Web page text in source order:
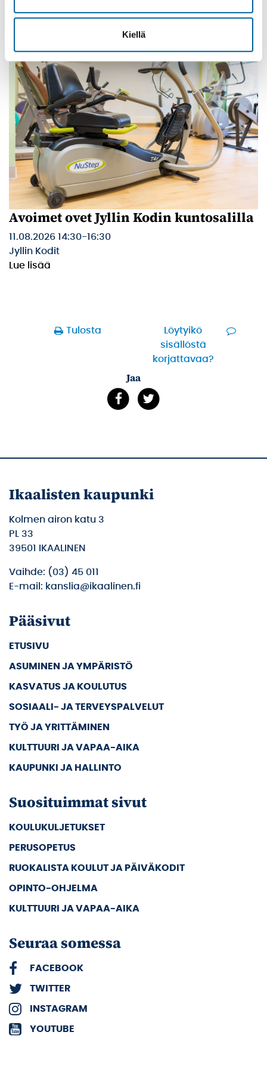
Kiellä
Lue lisää
Avoimet ovet Jyllin Kodin kuntosalilla
11.08.2026 14:30-16:30
Jyllin Kodit
Lue lisää
Tulosta
Löytyikö
sisällöstä
korjattavaa?
Jaa
Ikaalisten kaupunki
Kolmen airon katu 3
PL 33
39501 IKAALINEN
Vaihde: (03) 45 011
E-mail: kanslia@ikaalinen.fi
Pääsivut
ETUSIVU
ASUMINEN JA YMPÄRISTÖ
KASVATUS JA KOULUTUS
SOSIAALI- JA TERVEYSPALVELUT
TYÖ JA YRITTÄMINEN
KULTTUURI JA VAPAA-AIKA
KAUPUNKI JA HALLINTO
Suosituimmat sivut
KOULUKULJETUKSET
PERUSOPETUS
RUOKALISTA KOULUT JA PÄIVÄKODIT
OPINTO-OHJELMA
KULTTUURI JA VAPAA-AIKA
Seuraa somessa
FACEBOOK
TWITTER
INSTAGRAM
YOUTUBE